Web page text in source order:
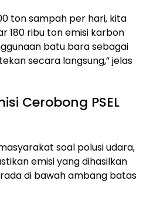
ton sampah per hari, kita
180 ribu ton emisi karbon
batu bara sebagai
secara langsung,” jelas
Cerobong PSEL
soal polusi udara,
emisi yang dihasilkan
di bawah ambang batas